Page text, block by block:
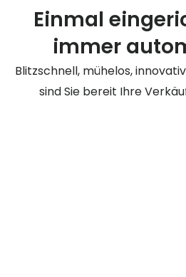
Einmal
immer
Blitzschnell, mühelos,
sind Sie bereit Ihre